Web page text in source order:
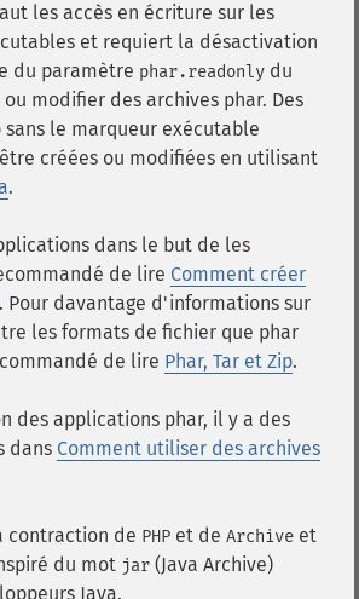
les accès en écriture sur les
et requiert la désactivation
du paramètre phar.readonly du
modifier des archives phar. Des
le marqueur exécutable
créées ou modifiées en utilisant
.
dans le but de les
de lire Comment créer
. Pour davantage d'informations sur
les formats de fichier que phar
de lire Phar, Tar et Zip.
des applications phar, il y a des
dans Comment utiliser des archives
contraction de PHP et de Archive et
du mot jar (Java Archive)
Java.